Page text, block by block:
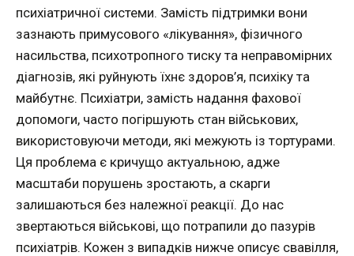
психіатричної системи. Замість підтримки вони
зазнають примусового «лікування», фізичного
насильства, психотропного тиску та неправомірних
діагнозів, які руйнують їхнє здоров’я, психіку та
майбутнє. Психіатри, замість надання фахової
допомоги, часто погіршують стан військових,
використовуючи методи, які межують із тортурами.
Ця проблема є кричущо актуальною, адже
масштаби порушень зростають, а скарги
залишаються без належної реакції. До нас
звертаються військові, що потрапили до пазурів
психіатрів. Кожен з випадків нижче описує свавілля,